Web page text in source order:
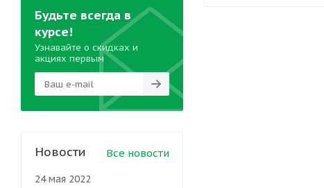
Будьте всегда в
курсе!
Узнавайте о скидках и
акциях первым
Новости Все новости
24 мая 2022